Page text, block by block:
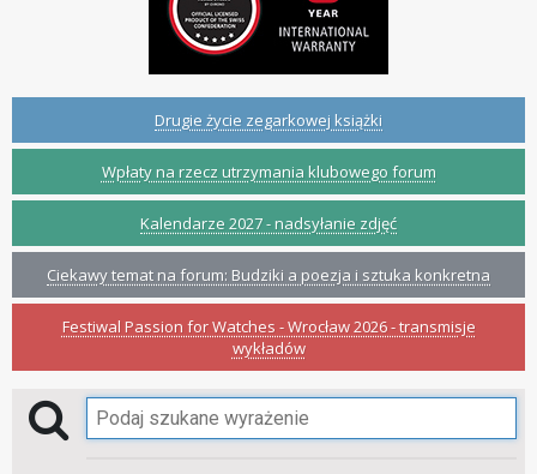
Drugie życie zegarkowej książki
Wpłaty na rzecz utrzymania klubowego forum
Kalendarze 2027 - nadsyłanie zdjęć
Ciekawy temat na forum: Budziki a poezja i sztuka konkretna
Festiwal Passion for Watches - Wrocław 2026 - transmisje
wykładów